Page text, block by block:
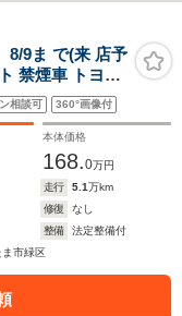
9ま で(来 店予
禁煙車 トヨタ
バックカメラ
ト フォグ 横滑
相談可 360°画像付
本体価格
168.0万円
走行 5.1万km
修復
なし
整備
法定整備付
市緑区